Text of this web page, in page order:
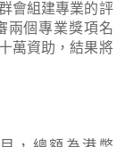
會組建專業的評
兩個專業獎項名
萬資助，結果將